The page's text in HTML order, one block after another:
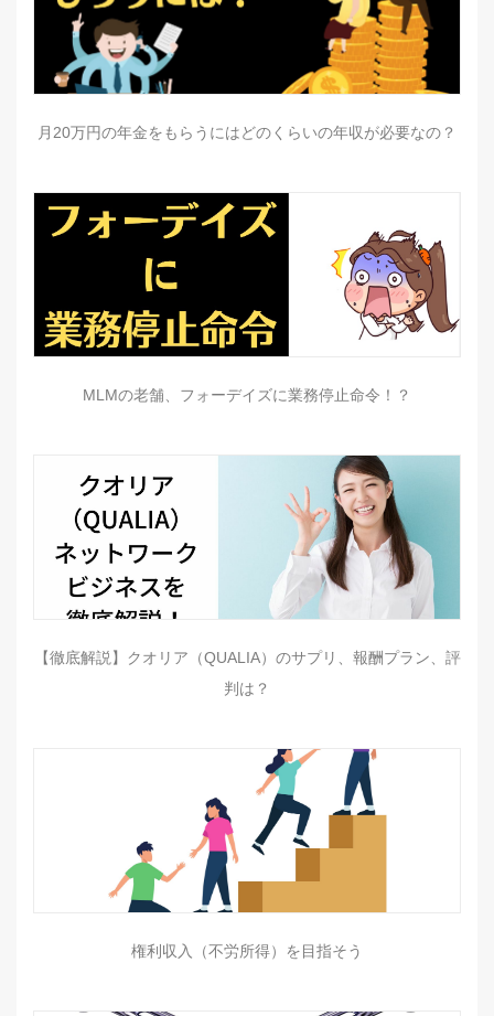
月20万円の年金をもらうにはどのくらいの年収が必要なの？
MLMの老舗、フォーデイズに業務停止命令！？
【徹底解説】クオリア（QUALIA）のサプリ、報酬プラン、評
判は？
権利収入（不労所得）を目指そう